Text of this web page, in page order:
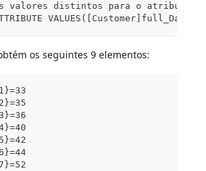
valores distintos para o atributo
os seguintes 9 elementos: